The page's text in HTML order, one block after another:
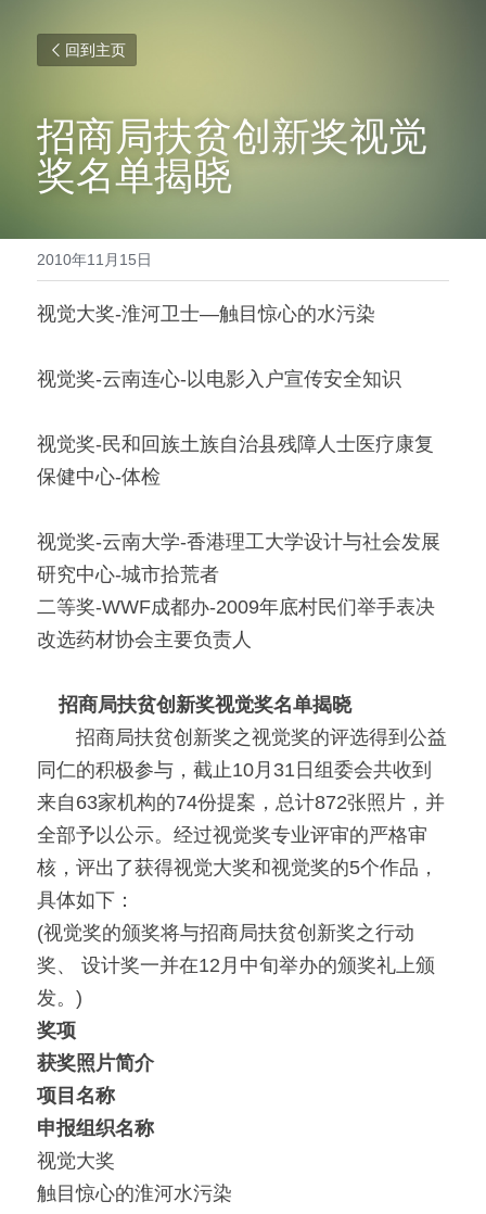
回到主页
招商局扶贫创新奖视觉
奖名单揭晓
2010年11月15日
视觉大奖-淮河卫士—触目惊心的水污染
视觉奖-云南连心-以电影入户宣传安全知识
视觉奖-民和回族土族自治县残障人士医疗康复
保健中心-体检
视觉奖-云南大学-香港理工大学设计与社会发展
研究中心-城市拾荒者
二等奖-WWF成都办-2009年底村民们举手表决
改选药材协会主要负责人
招商局扶贫创新奖视觉奖名单揭晓
招商局扶贫创新奖之视觉奖的评选得到公益
同仁的积极参与，截止10月31日组委会共收到
来自63家机构的74份提案，总计872张照片，并
全部予以公示。经过视觉奖专业评审的严格审
核，评出了获得视觉大奖和视觉奖的5个作品，
具体如下：
(视觉奖的颁奖将与招商局扶贫创新奖之行动
奖、 设计奖一并在12月中旬举办的颁奖礼上颁
发。)
奖项
获奖照片简介
项目名称
申报组织名称
视觉大奖
触目惊心的淮河水污染